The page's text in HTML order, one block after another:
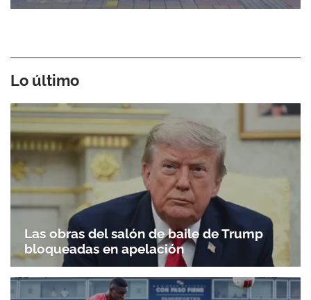
Lo último
Las obras del salón de baile de Trump
bloqueadas en apelación